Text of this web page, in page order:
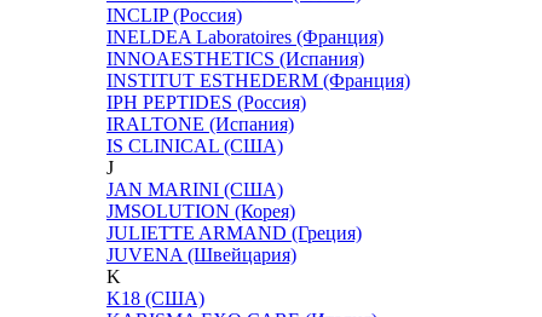
INCLIP (Россия)
INELDEA Laboratoires (Франция)
INNOAESTHETICS (Испания)
INSTITUT ESTHEDERM (Франция)
IPH PEPTIDES (Россия)
IRALTONE (Испания)
IS CLINICAL (США)
J
JAN MARINI (США)
JMSOLUTION (Корея)
JULIETTE ARMAND (Греция)
JUVENA (Швейцария)
K
K18 (США)